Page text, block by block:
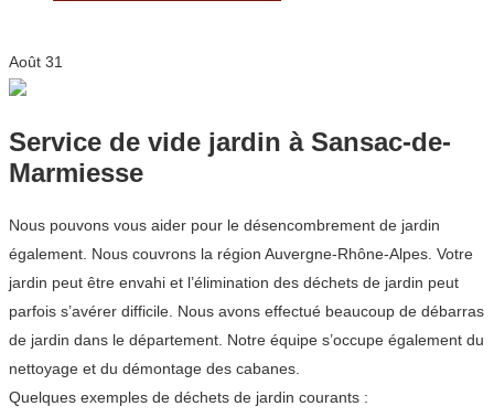
Août 31
Service de vide jardin à Sansac-de-
Marmiesse
Nous pouvons vous aider pour le désencombrement de jardin
également. Nous couvrons la région Auvergne-Rhône-Alpes. Votre
jardin peut être envahi et l’élimination des déchets de jardin peut
parfois s’avérer difficile. Nous avons effectué beaucoup de débarras
de jardin dans le département. Notre équipe s’occupe également du
nettoyage et du démontage des cabanes.
Quelques exemples de déchets de jardin courants :